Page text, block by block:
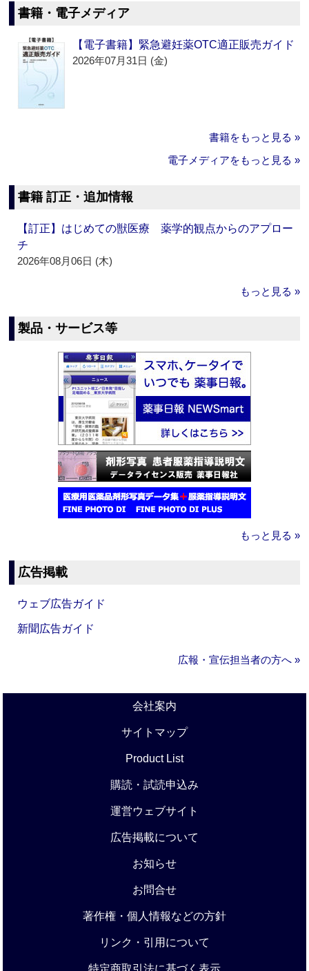
書籍・電子メディア
【電子書籍】緊急避妊薬OTC適正販売ガイド
2026年07月31日 (金)
書籍をもっと見る »
電子メディアをもっと見る »
書籍 訂正・追加情報
【訂正】はじめての獣医療 薬学的観点からのアプロー
チ
2026年08月06日 (木)
もっと見る »
製品・サービス等
もっと見る »
広告掲載
ウェブ広告ガイド
新聞広告ガイド
広報・宣伝担当者の方へ »
会社案内
サイトマップ
Product List
購読・試読申込み
運営ウェブサイト
広告掲載について
お知らせ
お問合せ
著作権・個人情報などの方針
リンク・引用について